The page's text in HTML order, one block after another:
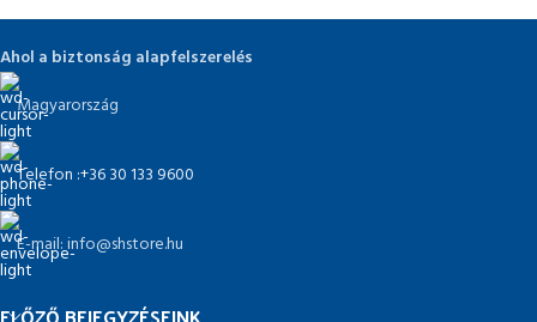
Ahol a biztonság alapfelszerelés
Magyarország
Telefon :+36 30 133 9600
E-mail: info@shstore.hu